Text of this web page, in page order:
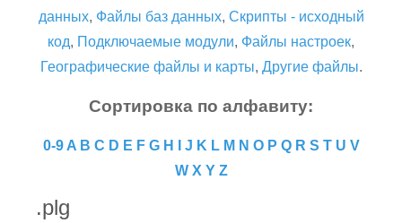
данных, Файлы баз данных, Скрипты - исходный
код, Подключаемые модули, Файлы настроек,
Географические файлы и карты, Другие файлы.
Сортировка по алфавиту:
0-9 A B C D E F G H J K L M N O P Q R S T U V
W X Y Z
.plg